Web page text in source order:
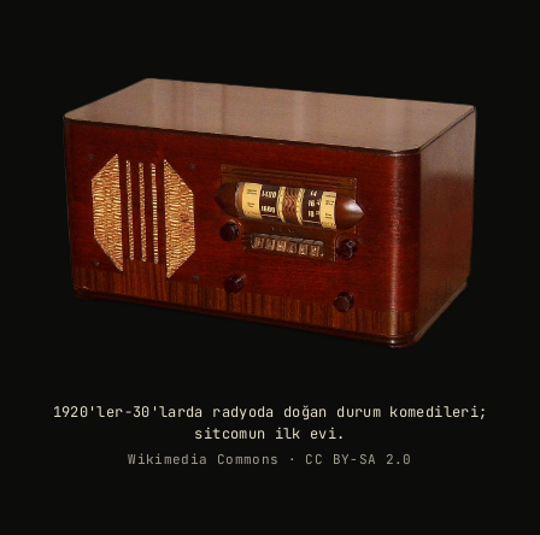
1920'ler-30'larda radyoda doğan durum komedileri;
sitcomun ilk evi.
Wikimedia Commons · CC BY-SA 2.0